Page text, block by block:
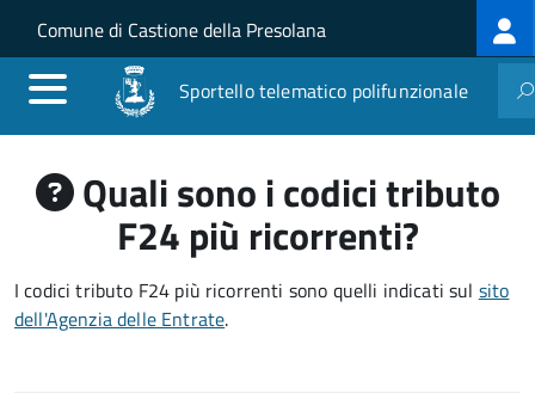
Salta al contenuto principale
Skip to site navigation
Comune di Castione della Presolana
Sportello telematico polifunzionale
Quali sono i codici tributo
F24 più ricorrenti?
I codici tributo F24 più ricorrenti sono quelli indicati sul sito
dell'Agenzia delle Entrate.